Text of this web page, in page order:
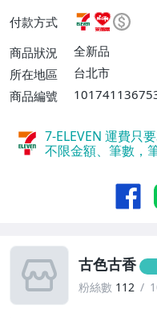
或消費滿
不付款【免運
運費$60、滿5
費】、宅配/貨
付款方式
商品狀況
全新品
所在地區
台北市
商品編號
7-ELEVEN 運費只要
不限金額、筆數，
古色古香
粉絲數 112